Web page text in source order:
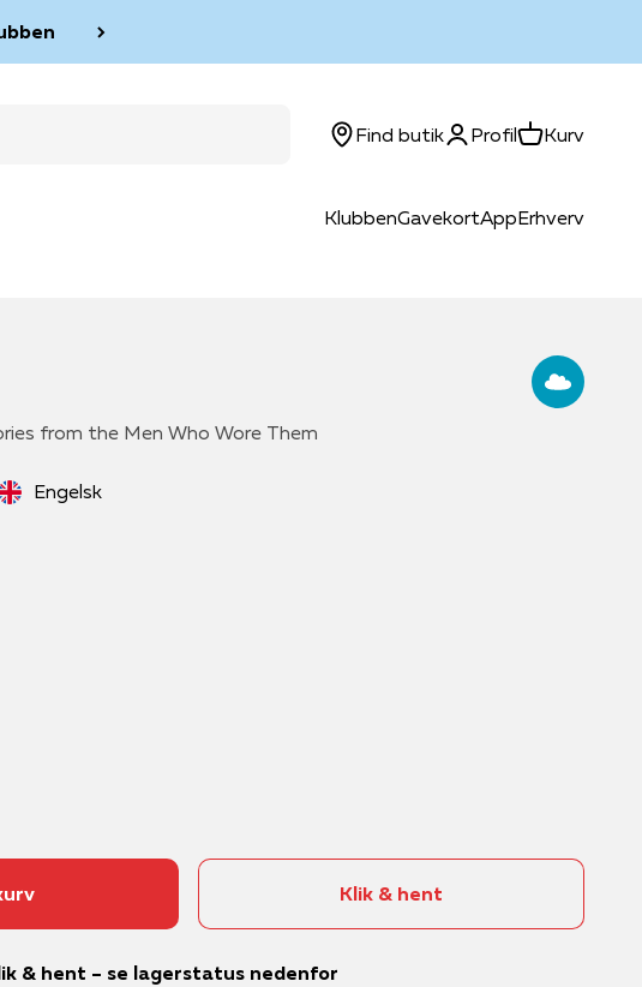
KlubbenGavekortAppErhverv
Find butikLog ind
ProfilKurvKurv
from the Men Who Wore Them
Engelsk
Klik & hent
& hent – se lagerstatus nedenfor